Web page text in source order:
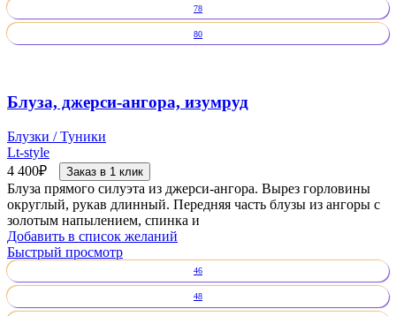
78
80
Блуза, джерси-ангора, изумруд
Блузки / Туники
Lt-style
4 400₽ Заказ в 1 клик
Блуза прямого силуэта из джерси-ангора. Вырез горловины
округлый, рукав длинный. Передняя часть блузы из ангоры с
золотым напылением, спинка и
Добавить в список желаний
Быстрый просмотр
46
48